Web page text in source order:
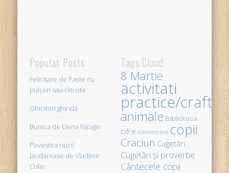
Popular Posts
Felicitare de Paște cu
puișori sau rățuște
Ghicitori ghindă
Bunica de Elena Farago
Povestea nucii
laudaroase de Vladimir
Colin
Tags Cloud
8 Martie
activitati
practice/crafts
animale Biblioteca
cifre concentrare copii
Craciun Cugetări
Cugetări şi proverbe
Cântecele copii